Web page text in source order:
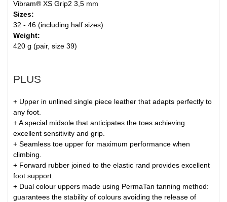
Vibram® XS Grip2 3,5 mm
Sizes:
32 - 46 (including half sizes)
Weight:
420 g (pair, size 39)
PLUS
+ Upper in unlined single piece leather that adapts perfectly to
any foot.
+ A special midsole that anticipates the toes achieving
excellent sensitivity and grip.
+ Seamless toe upper for maximum performance when
climbing.
+ Forward rubber joined to the elastic rand provides excellent
foot support.
+ Dual colour uppers made using PermaTan tanning method:
guarantees the stability of colours avoiding the release of